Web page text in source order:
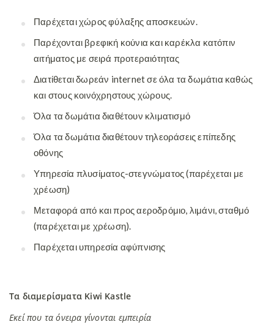
Παρέχεται χώρος φύλαξης αποσκευών.
Παρέχονται βρεφική κούνια και καρέκλα κατόπιν
αιτήματος με σειρά προτεραιότητας
Διατίθεται δωρεάν internet σε όλα τα δωμάτια καθώς
και στους κοινόχρηστους χώρους.
Όλα τα δωμάτια διαθέτουν κλιματισμό
Όλα τα δωμάτια διαθέτουν τηλεοράσεις επίπεδης
οθόνης
Υπηρεσία πλυσίματος-στεγνώματος (παρέχεται με
χρέωση)
Μεταφορά από και προς αεροδρόμιο, λιμάνι, σταθμό
(παρέχεται με χρέωση).
Παρέχεται υπηρεσία αφύπνισης
Τα διαμερίσματα Kiwi Kastle
Εκεί που τα όνειρα γίνονται εμπειρία